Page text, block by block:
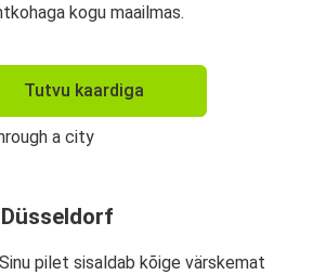
kogu maailmas.
Tutvu kaardiga
pilet sisaldab kõige värskemat